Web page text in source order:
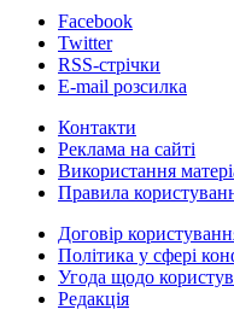
Facebook
Twitter
RSS-стрічки
E-mail розсилка
Контакти
Реклама на сайті
Використання
Правила
Договір
Політика у сфері
Угода щодо
Редакція